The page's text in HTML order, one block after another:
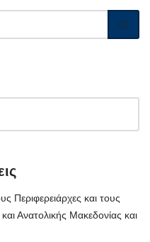
και τους
Ανατολικής Μακεδονίας και